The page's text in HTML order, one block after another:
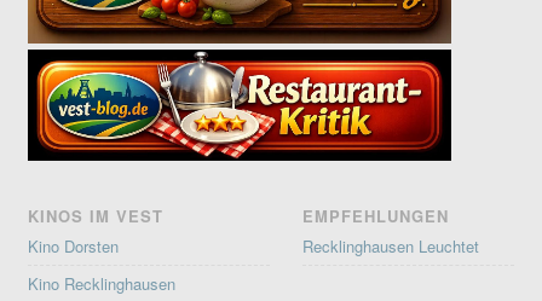
KINOS IM VEST
Kino Dorsten
Kino Recklinghausen
EMPFEHLUNGEN
Recklinghausen Leuchtet